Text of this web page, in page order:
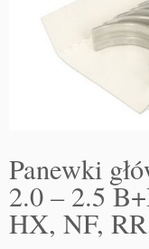
Panewki
2.0 – 2.5
HX, NF,